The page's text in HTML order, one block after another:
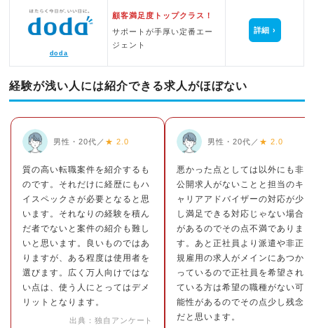
doda
顧客満足度トップクラス！
サポートが手厚い定番エー
ジェント
詳細
経験が浅い人には紹介できる求人がほぼない
男性・20代／ ★ 2.0
質の高い転職案件を紹介するも
のです。それだけに経歴にもハ
イスペックさが必要となると思
います。それなりの経験を積ん
だ者でないと案件の紹介も難し
いと思います。良いものではあ
りますが、ある程度は使用者を
選びます。広く万人向けではな
い点は、使う人にとってはデメ
リットとなります。
出典：独自アンケート
男性・20代／ ★ 2.0
悪かった点としては以外にも非
公開求人がないことと担当のキ
ャリアアドバイザーの対応が少
し満足できる対応じゃない場合
があるのでその点不満でありま
す。あと正社員より派遣や非正
規雇用の求人がメインにあつか
っているので正社員を希望され
ている方は希望の職種がない可
能性があるのでその点少し残念
だと思います。